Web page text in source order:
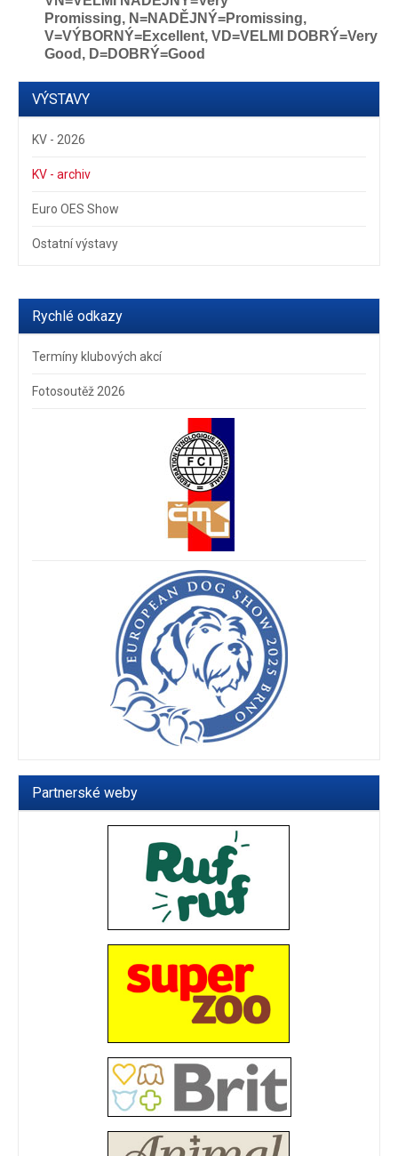
VÝSTAVY
KV - 2026
KV - archiv
Euro OES Show
Ostatní výstavy
Rychlé odkazy
Termíny klubových akcí
Fotosoutěž 2026
Partnerské weby
Promissing, N=NADĚJNÝ=Promissing,
V=VÝBORNÝ=Excellent, VD=VELMI DOBRÝ=Very
Good, D=DOBRÝ=Good